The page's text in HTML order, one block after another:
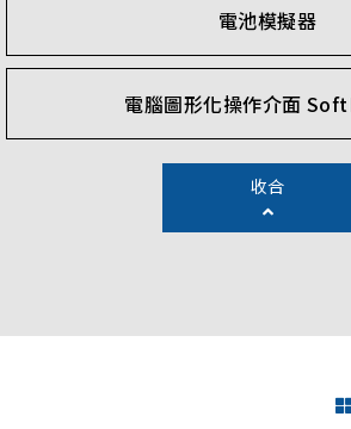
電池模擬器
電腦圖形化操作介面
收合